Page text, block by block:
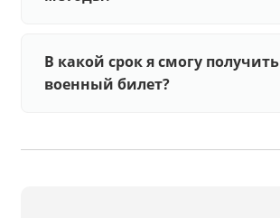
В какой срок я смогу получить
военный билет?